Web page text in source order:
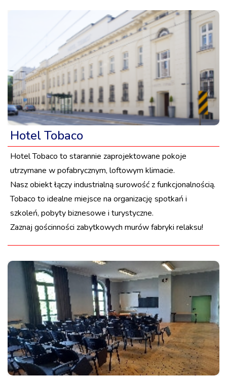
Hotel Tobaco
Hotel Tobaco to starannie zaprojektowane pokoje
utrzymane w pofabrycznym, loftowym klimacie.
Nasz obiekt łączy industrialną surowość z funkcjonalnością.
Tobaco to idealne miejsce na organizację spotkań i
szkoleń, pobyty biznesowe i turystyczne.
Zaznaj gościnności zabytkowych murów fabryki relaksu!